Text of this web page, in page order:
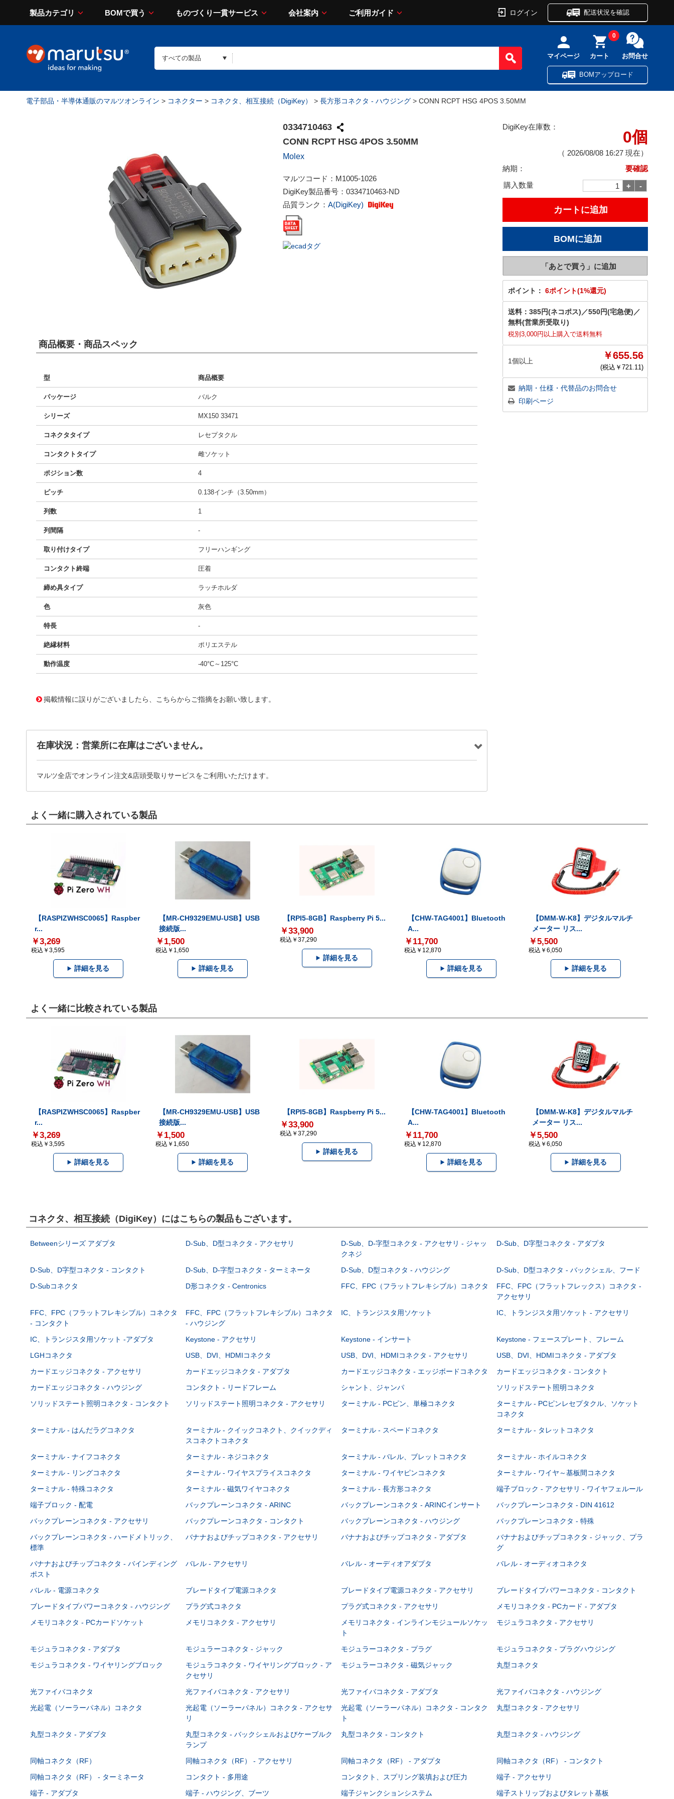
製品カテゴリ BOMで買う ものづくり一貫サービス 会社案内 ご利用ガイド ログイン 配送状況を確認
マイページ カート
0
お問合せ
BOMアップロード
電子部品・半導体通販のマルツオンライン > コネクター > コネクタ、相互接続（DigiKey） > 長方形コネクタ - ハウジング > CONN RCPT HSG 4POS 3.50MM
0334710463
CONN RCPT HSG 4POS 3.50MM
Molex
マルツコード： M1005-1026
DigiKey製品番号： 0334710463-ND
品質ランク： A(DigiKey)
DigiKey在庫数：
0個
（ 2026/08/08 16:27 現在）
納期：
要確認
購入数量
ポイント： 6ポイント(1%還元)
送料： 385円(ネコポス) ／550円(宅急便) ／
無料(営業所受取り)
税別3,000円以上購入で送料無料
1個以上 ￥655.56
(税込￥ 721.11)
納期・仕様・代替品のお問合せ
印刷ページ
商品概要・商品スペック
型 商品概要
パッケージ バルク
シリーズ MX150 33471
コネクタタイプ レセプタクル
コンタクトタイプ 雌ソケット
ポジション数 4
ピッチ 0.138インチ（3.50mm）
列数 1
列間隔 -
取り付けタイプ フリーハンギング
コンタクト終端 圧着
締め具タイプ ラッチホルダ
色 灰色
特長 -
絶縁材料 ポリエステル
動作温度 -40°C～125°C
掲載情報に誤りがございましたら、こちらからご指摘をお願い致します。
在庫状況：営業所に在庫はございません。
マルツ全店でオンライン注文&店頭受取りサービスをご利用いただけます。
よく一緒に購入されている製品
【RASPIZWHSC0065】Raspber
r...
￥3,269
税込￥3,595
詳細を見る
【MR-CH9329EMU-USB】USB
接続版...
￥1,500
税込￥1,650
詳細を見る
【RPI5-8GB】Raspberry Pi 5...
￥33,900
税込￥37,290
詳細を見る
【CHW-TAG4001】Bluetooth
A...
￥11,700
税込￥12,870
詳細を見る
【DMM-W-K8】デジタルマルチ
メーター リス...
￥5,500
税込￥6,050
詳細を見る
よく一緒に比較されている製品
【RASPIZWHSC0065】Raspber
r...
￥3,269
税込￥3,595
詳細を見る
【MR-CH9329EMU-USB】USB
接続版...
￥1,500
税込￥1,650
詳細を見る
【RPI5-8GB】Raspberry Pi 5...
￥33,900
税込￥37,290
詳細を見る
【CHW-TAG4001】Bluetooth
A...
￥11,700
税込￥12,870
詳細を見る
【DMM-W-K8】デジタルマルチ
メーター リス...
￥5,500
税込￥6,050
詳細を見る
コネクタ、相互接続（DigiKey）にはこちらの製品もございます。
Betweenシリーズ アダプタ D-Sub、D型コネクタ - アクセサリ
D-Sub、D-字型コネクタ - アクセサリ - ジャッ
クネジ
D-Sub、D字型コネクタ - アダプタ
D-Sub、D字型コネクタ - コンタクト D-Sub、D-字型コネクタ - ターミネータ D-Sub、D型コネクタ - ハウジング
D-Sub、D型コネクタ - バックシェル、フード
D-Subコネクタ
D形コネクタ - Centronics FFC、FPC（フラットフレキシブル）コネクタ
FFC、FPC（フラットフレックス）コネクタ -
アクセサリ
FFC、FPC（フラットフレキシブル）コネクタ
- コンタクト
FFC、FPC（フラットフレキシブル）コネクタ
- ハウジング
IC、トランジスタ用ソケット IC、トランジスタ用ソケット - アクセサリ
IC、トランジスタ用ソケット -アダプタ Keystone - アクセサリ Keystone - インサート
Keystone - フェースプレート、フレーム
LGHコネクタ
USB、DVI、HDMIコネクタ USB、DVI、HDMIコネクタ - アクセサリ
USB、DVI、HDMIコネクタ - アダプタ
カードエッジコネクタ - アクセサリ
カードエッジコネクタ - アダプタ カードエッジコネクタ - エッジボードコネクタ
カードエッジコネクタ - コンタクト
カードエッジコネクタ - ハウジング
コンタクト - リードフレーム シャント、ジャンパ
ソリッドステート照明コネクタ
ソリッドステート照明コネクタ - コンタクト
ソリッドステート照明コネクタ - アクセサリ ターミナル - PCピン、単極コネクタ
ターミナル - PCピンレセプタクル、ソケット
コネクタ
ターミナル - はんだラグコネクタ
ターミナル - クイックコネクト、クイックディ
スコネクトコネクタ
ターミナル - スペードコネクタ ターミナル - タレットコネクタ
ターミナル - ナイフコネクタ ターミナル - ネジコネクタ ターミナル - バレル、ブレットコネクタ
ターミナル - ホイルコネクタ
ターミナル - リングコネクタ
ターミナル - ワイヤスプライスコネクタ ターミナル - ワイヤピンコネクタ
ターミナル - ワイヤ～基板間コネクタ
ターミナル - 特殊コネクタ
ターミナル - 磁気ワイヤコネクタ ターミナル - 長方形コネクタ
端子ブロック - アクセサリ - ワイヤフェルール
端子ブロック - 配電
バックプレーンコネクタ - ARINC バックプレーンコネクタ - ARINCインサート
バックプレーンコネクタ - DIN 41612
バックプレーンコネクタ - アクセサリ
バックプレーンコネクタ - コンタクト バックプレーンコネクタ - ハウジング
バックプレーンコネクタ - 特殊
バックプレーンコネクタ - ハードメトリック、
標準
バナナおよびチップコネクタ - アクセサリ バナナおよびチップコネクタ - アダプタ
バナナおよびチップコネクタ - ジャック、プラ
グ
バナナおよびチップコネクタ - バインディング
ポスト
バレル - アクセサリ バレル - オーディオアダプタ バレル - オーディオコネクタ
バレル - 電源コネクタ ブレードタイプ電源コネクタ ブレードタイプ電源コネクタ - アクセサリ
ブレードタイプパワーコネクタ - コンタクト
ブレードタイプパワーコネクタ - ハウジング
プラグ式コネクタ プラグ式コネクタ - アクセサリ
メモリコネクタ - PCカード - アダプタ
メモリコネクタ - PCカードソケット
メモリコネクタ - アクセサリ
メモリコネクタ - インラインモジュールソケッ
ト
モジュラコネクタ - アクセサリ
モジュラコネクタ - アダプタ モジュラーコネクタ - ジャック モジュラーコネクタ - プラグ
モジュラコネクタ - プラグハウジング
モジュラコネクタ - ワイヤリングブロック
モジュラコネクタ - ワイヤリングブロック - ア
クセサリ
モジュラーコネクタ - 磁気ジャック 丸型コネクタ
光ファイバコネクタ 光ファイバコネクタ - アクセサリ 光ファイバコネクタ - アダプタ
光ファイバコネクタ - ハウジング
光起電（ソーラーパネル）コネクタ
光起電（ソーラーパネル）コネクタ - アクセサ
リ
光起電（ソーラーパネル）コネクタ - コンタク
ト
丸型コネクタ - アクセサリ
丸型コネクタ - アダプタ
丸型コネクタ - バックシェルおよびケーブルク
ランプ
丸型コネクタ - コンタクト 丸型コネクタ - ハウジング
同軸コネクタ（RF） 同軸コネクタ（RF） - アクセサリ 同軸コネクタ（RF） - アダプタ
同軸コネクタ（RF） - コンタクト
同軸コネクタ（RF） - ターミネータ
コンタクト - 多用途 コンタクト、スプリング装填および圧力
端子 - アクセサリ
端子 - アダプタ
端子 - ハウジング、ブーツ 端子ジャンクションシステム 端子ストリップおよびタレット基板